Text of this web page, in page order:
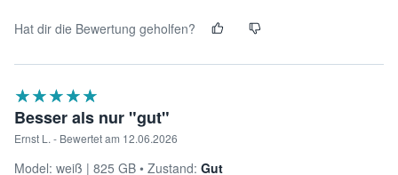
Hat dir die Bewertung geholfen?
★★★★★
☆☆☆☆☆
Besser als nur "gut"
Ernst L. - Bewertet am 12.06.2026
Model: weiß 825 GB Zustand: Gut